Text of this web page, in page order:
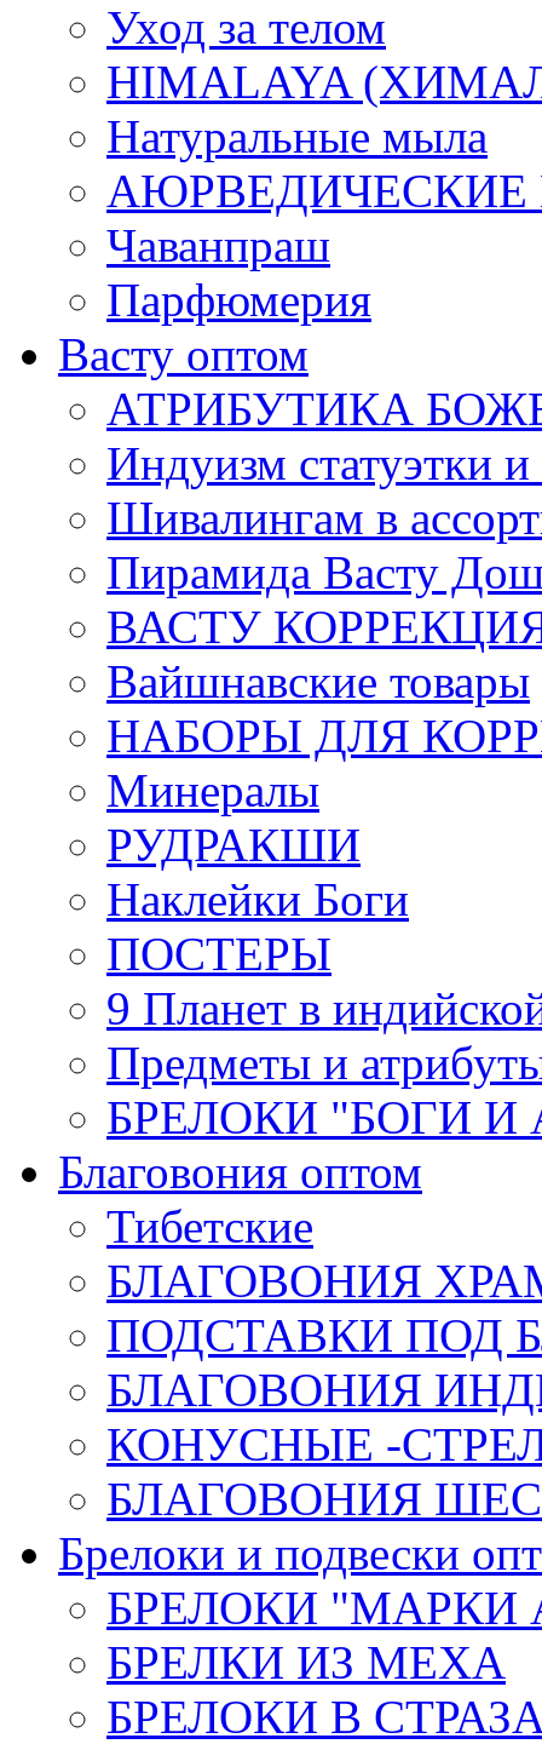
Уход за телом
HIMALAYA
Натуральные мыла
Чаванпраш
Парфюмерия
Васту оптом
АТРИБУТИКА
Индуизм статуэтки
Шивалингам в
Пирамида Васту
ВАСТУ
Вайшнавские товары
НАБОРЫ ДЛЯ
Минералы
РУДРАКШИ
Наклейки Боги
ПОСТЕРЫ
9 Планет в
Предметы и
БРЕЛОКИ "БОГИ И
Благовония оптом
Тибетские
БЛАГОВОНИЯ
ПОДСТАВКИ ПОД
БЛАГОВОНИЯ
КОНУСНЫЕ -
БЛАГОВОНИЯ
Брелоки и подвески
БРЕЛОКИ "МАРКИ
БРЕЛКИ ИЗ МЕХА
БРЕЛОКИ В